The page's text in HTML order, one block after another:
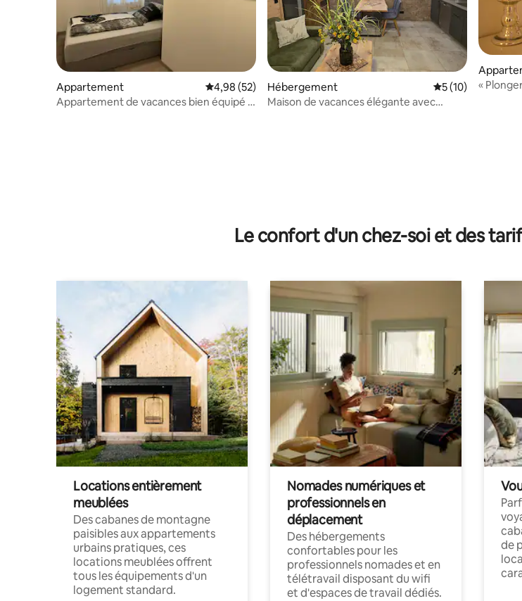
Appartement Évaluation moyenne sur la base de 52 commentaires : 4,98 sur 5
4,98 (52)
Appartement de vacances bien équipé à
Hébergement Évaluation
5 (10)
Maison de vacances élégante avec
«
Le confort d'un chez-soi et des
Locations entièrement
meublées
Des cabanes de montagne
paisibles aux appartements
urbains pratiques, ces
locations meublées offrent
tous les équipements d'un
logement standard.
Nomades numériques et
professionnels en
déplacement
Des hébergements
confortables pour les
professionnels nomades et en
télétravail disposant du wifi
et d'espaces de travail dédiés.
de